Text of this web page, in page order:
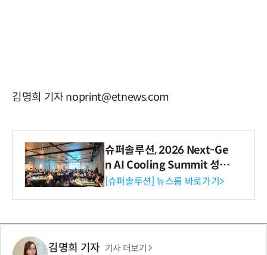
김명희 기자 noprint@etnews.com
슈퍼솔루션, 2026 Next-Ge
n AI Cooling Summit 성황
리 성료
[슈퍼솔루션] 뉴스룸 바로가기>
김명희 기자 기사 더보기